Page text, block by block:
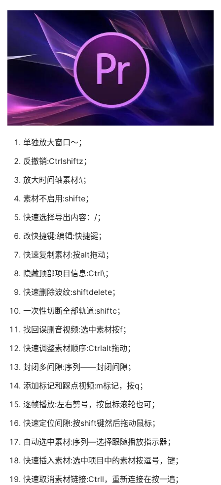
单独放大窗口～；
反撤销:Ctrlshiftz；
放大时间轴素材:\；
素材不启用:shifte；
快速选择导出内容：/；
改快捷键:编辑:快捷键；
快速复制素材:按alt拖动；
隐藏顶部项目信息:Ctrl\；
快速删除波纹:shiftdelete；
一次性切断全部轨道:shiftc；
找回误删音视频:选中素材按f；
快速调整素材顺序:Ctrlalt拖动；
封闭多间隙:序列——封闭间隙；
添加标记和踩点视频:m标记，按q；
逐帧播放:左右剪号，按鼠标滚轮也可；
快速定位间隙:按shift键然后拖动鼠标；
自动选中素材:序列—选择跟随播放指示器；
快速插入素材:选中项目中的素材按逗号，键；
快速取消素材链接:Ctrll，重新连接在按一遍；